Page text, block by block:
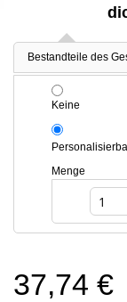
Bestandteile des
Keine
Menge
37,74 €